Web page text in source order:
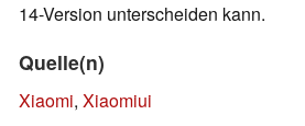
14-Version unterscheiden kann.
Quelle(n)
Xiaomi, Xiaomiui